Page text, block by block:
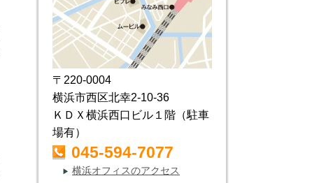
〒220-0004
横浜市西区北幸2-10-36
ＫＤＸ横浜西口ビル１階（駐車
場有）
045-594-7077
▶ 横浜オフィスのアクセス